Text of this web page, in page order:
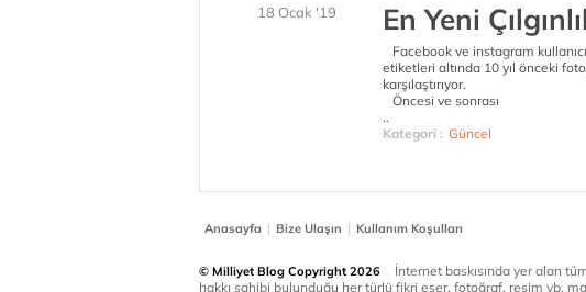
18 Ocak '19 En Yeni
Facebook ve instagram
etiketleri altında 10 yıl önceki
karşılaştırıyor.
Öncesi ve sonrası
..
Kategori : Güncel
Anasayfa | Bize Ulaşın | Kullanım Koşulları
© Milliyet Blog Copyright 2026
İnternet baskısında yer alan
hakkı sahibi bulunduğu her türlü fikri eser, fotoğraf, resim vb.